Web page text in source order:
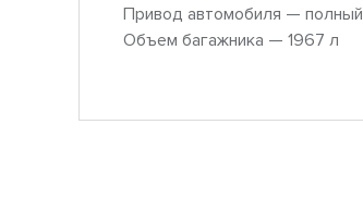
Привод автомобиля — полный
Объем багажника — 1967 л